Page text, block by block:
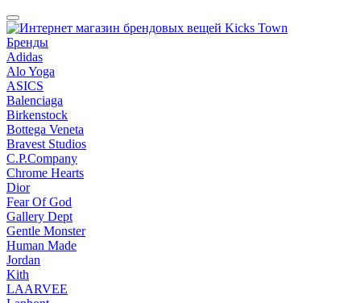
Бренды
Adidas
Alo Yoga
ASICS
Balenciaga
Birkenstock
Bottega Veneta
Bravest Studios
C.P.Company
Chrome Hearts
Dior
Fear Of God
Gallery Dept
Gentle Monster
Human Made
Jordan
Kith
LAARVEE